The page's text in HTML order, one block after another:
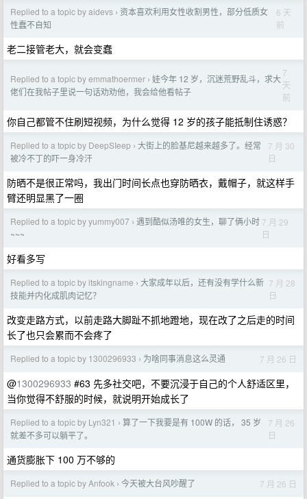
Replied to a topic by aidevs › 资本喜欢利用女性收割男性，部分低质女
性蠢不自知
6 天
前
老二接管老大，就会变蠢
Replied to a topic by emmathoermer › 娃今年 12 岁，沉迷荒野乱斗，求大
佬们在我帖子里说一句话劝劝他，我会给他看帖子
7
天
前
你自己都管不住刷短视频，为什么觉得 12 岁的孩子能抵制住诱惑？
Replied to a topic by DeepSIeep › 大街上的脸基尼越来越多了。经常
被冷不丁的吓一身冷汗
7 月 30
日
防晒不是很正常吗，我出门时间长点也穿防晒衣，戴帽子，就这样手
臂还明显黑了一圈
Replied to a topic by yummy007 › 遇到酷似汤唯的女生，聊了俩小时
~~~
7 月 29
日
好看多写
Replied to a topic by itskingname › 大家成年以后，还有没有学什么新
技能并内化成肌肉记忆？
7 月 28
日
改变走路方式，以前走路大脚趾不抓地蹬地，现在改了之后走的时间
长了也只会累而不会疼了
Replied to a topic by 1300296933 › 为啥同事消息这么灵通 7 月 26 日
@1300296933 #63 先多社交吧，不要沉浸于自己的个人舒适区里，
当你觉得不舒服的时候，就说明开始成长了
Replied to a topic by Lyn321 › 算了一下我要是有 100W 的话， 35 岁
就差不多可以躺平了。
7 月 26
日
通货膨胀下 100 万不够的
Replied to a topic by Anfook › 今天被大台风吵醒了 7 月 26 日